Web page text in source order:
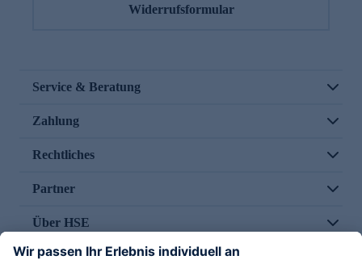
Widerrufsformular
Service & Beratung
Zahlung
Rechtliches
Partner
Über HSE
Im TV